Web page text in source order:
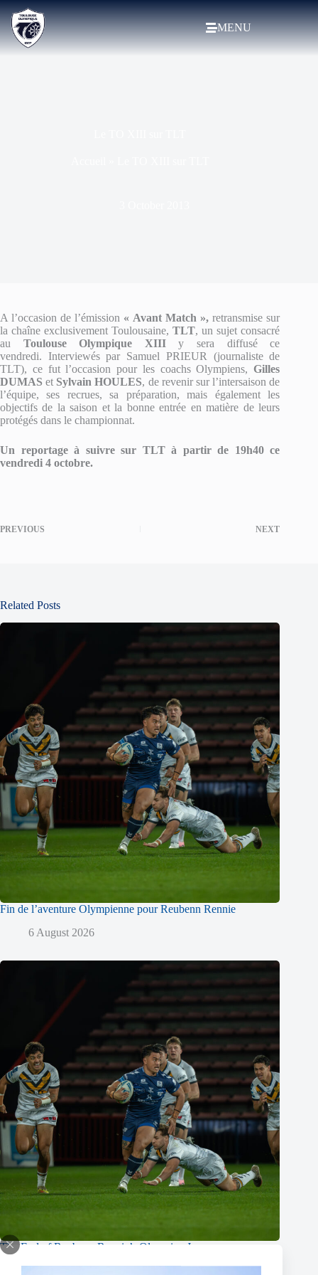
MENU
A l’occasion de l’émission « Avant Match »,retransmise sur
la chaîne exclusivement Toulousaine,TLT, un sujet consacré
au Toulouse Olympique XIIIy sera diffusé ce
vendredi. Interviewés par Samuel PRIEUR (journaliste de
TLT), ce fut l’occasion pour les coachs Olympiens,Gilles
DUMASet Sylvain HOULES, de revenir sur l’intersaison de
l’équipe, ses recrues, sa préparation, mais également les
objectifs de la saison et la bonne entrée en matière de leurs
protégés dans le championnat.
Un reportage à suivre sur TLT à partir de 19h40 ce
vendredi 4 octobre.
PREVIOUS NEXT
Related Posts
Fin de l’aventure Olympienne pour Reubenn Rennie
6 August 2026
The End of Reubenn Rennie’s Olympian Journey